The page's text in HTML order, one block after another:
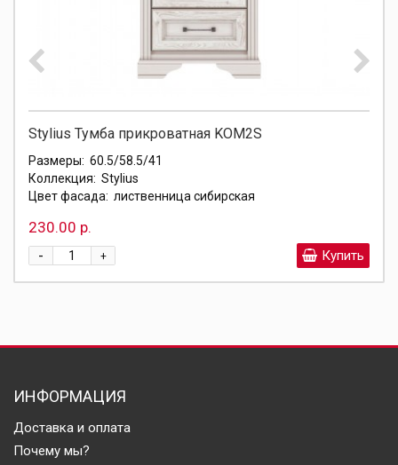
Stylius Тумба прикроватная KOM2S
Размеры: 60.5/58.5/41
Коллекция: Stylius
Цвет фасада: лиственница сибирская
230.00 р.
+
- Купить
ИНФОРМАЦИЯ
Доставка и оплата
Почему мы?